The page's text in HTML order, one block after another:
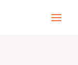
Pesquisar